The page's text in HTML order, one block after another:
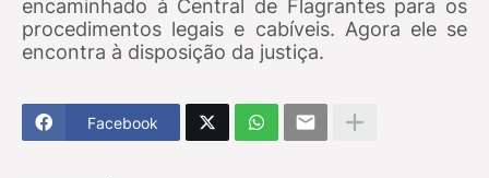
encaminhado à Central de Flagrantes para os
procedimentos legais e cabíveis. Agora ele se
encontra à disposição da justiça.
Facebook